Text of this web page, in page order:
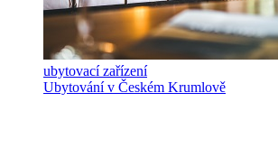
ubytovací zařízení
Ubytování v Českém Krumlově